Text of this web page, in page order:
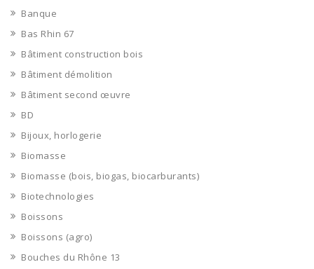
Banque
Bas Rhin 67
Bâtiment construction bois
Bâtiment démolition
Bâtiment second œuvre
BD
Bijoux, horlogerie
Biomasse
Biomasse (bois, biogas, biocarburants)
Biotechnologies
Boissons
Boissons (agro)
Bouches du Rhône 13